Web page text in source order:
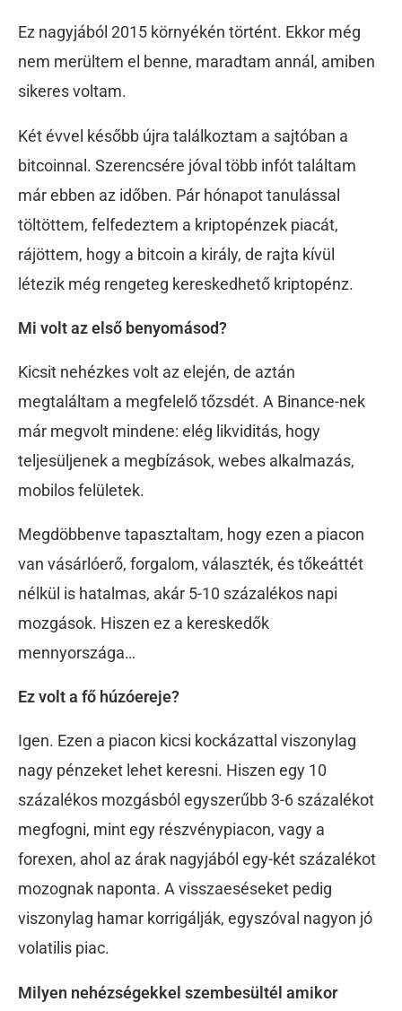
Ez nagyjából 2015 környékén történt. Ekkor még
nem merültem el benne, maradtam annál, amiben
sikeres voltam.
Két évvel később újra találkoztam a sajtóban a
bitcoinnal. Szerencsére jóval több infót találtam
már ebben az időben. Pár hónapot tanulással
töltöttem, felfedeztem a kriptopénzek piacát,
rájöttem, hogy a bitcoin a király, de rajta kívül
létezik még rengeteg kereskedhető kriptopénz.
Mi volt az első benyomásod?
Kicsit nehézkes volt az elején, de aztán
megtaláltam a megfelelő tőzsdét. A Binance-nek
már megvolt mindene: elég likviditás, hogy
teljesüljenek a megbízások, webes alkalmazás,
mobilos felületek.
Megdöbbenve tapasztaltam, hogy ezen a piacon
van vásárlóerő, forgalom, választék, és tőkeáttét
nélkül is hatalmas, akár 5-10 százalékos napi
mozgások. Hiszen ez a kereskedők
mennyországa…
Ez volt a fő húzóereje?
Igen. Ezen a piacon kicsi kockázattal viszonylag
nagy pénzeket lehet keresni. Hiszen egy 10
százalékos mozgásból egyszerűbb 3-6 százalékot
megfogni, mint egy részvénypiacon, vagy a
forexen, ahol az árak nagyjából egy-két százalékot
mozognak naponta. A visszaeséseket pedig
viszonylag hamar korrigálják, egyszóval nagyon jó
volatilis piac.
Milyen nehézségekkel szembesültél amikor